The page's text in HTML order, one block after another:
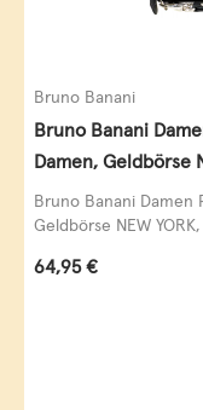
Bruno Banani
Bruno Banani
Damen, Geldbörse
schwarz
Bruno Banani
Geldbörse NEW
Regulärer Preis:
64,95 €